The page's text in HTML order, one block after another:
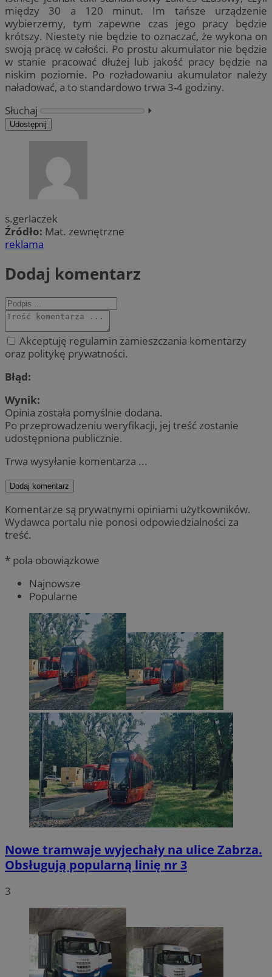
między 30 a 120 minut. Im tańsze urządzenie
wybierzemy, tym zapewne czas jego pracy będzie
krótszy. Niestety nie będzie to oznaczać, że wykona on
swoją pracę w całości. Po prostu akumulator nie będzie
w stanie pracować dłużej lub jakość pracy będzie na
niskim poziomie. Po rozładowaniu akumulator należy
naładować, a to standardowo trwa 3-4 godziny.
Słuchaj
⏵︎
Udostępnij
s.gerlaczek
Źródło: Mat. zewnętrzne
reklama
Dodaj komentarz
Akceptuję regulamin zamieszczania komentarzy
oraz politykę prywatności.
Błąd:
Wynik:
Opinia została pomyślnie dodana.
Po przeprowadzeniu weryfikacji, jej treść zostanie
udostępniona publicznie.
Trwa wysyłanie komentarza ...
Dodaj komentarz
Komentarze są prywatnymi opiniami użytkowników.
Wydawca portalu nie ponosi odpowiedzialności za
treść.
* pola obowiązkowe
Najnowsze
Popularne
Nowe tramwaje wyjechały na ulice Zabrza.
Obsługują popularną linię nr 3
3